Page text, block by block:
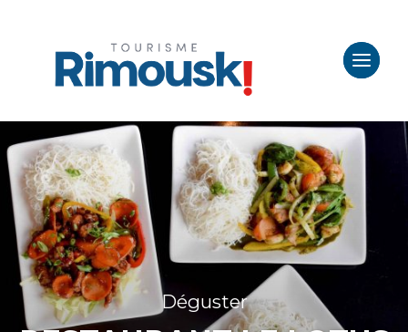
Déguster